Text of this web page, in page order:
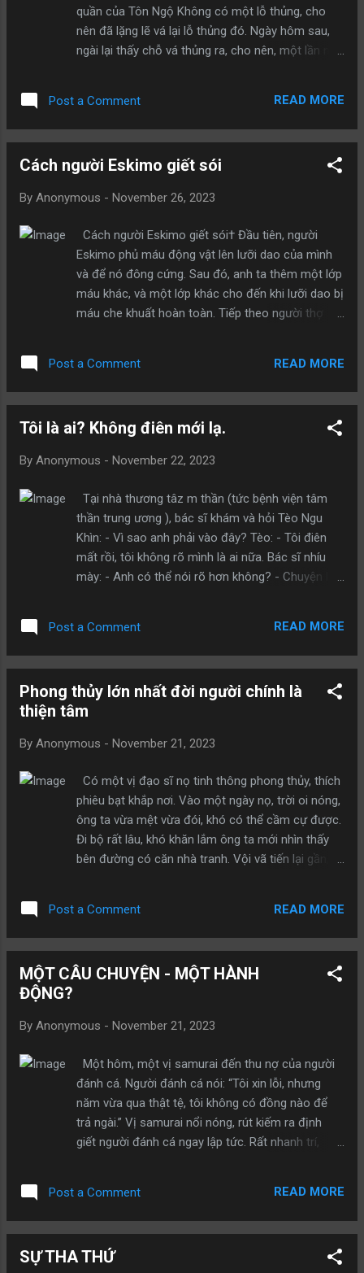
trứng gà kia. "Tại sao chúng ta cứ tỏ ra quyền lực
với những người nghèo khó? Và tại sao chúng ta
luôn hào phóng với những người thậm chí không
đọc được ở đâu đó một câu chuyện...
quần của Tôn Ngộ Không có một lỗ thủng, cho
nên đã lặng lẽ vá lại lỗ thủng đó. Ngày hôm sau,
ngài lại thấy chỗ vá thủng ra, cho nên, một lần nữa
nhưng Tôn Ngộ Không lại nóng giận, không chịu
nổi bèn nói rằng: “Sư phụ, người đừng quản mấy
đem lỗ thủng trên quần con vá lại như thế, người
trộm bóng” cũng có một câu thế này: “Bạn không
thể can thiệp vào cuộc sống của người khác, cho
dù là vì muốn tốt cho đối phương”. Đúng vậy, việc
can thiệp một cách mù quáng đến những chuyện
không liên quan đến mình, nhiều khi sẽ khiến bạn
rơi vào tình huống “có ý tốt mà không được đền
đáp” Cho nên, người đến độ tuổi trưởng thành,
khác, không quản chuyện không liên quan đến ...
Post a Comment READ MORE
Cách người Eskimo giết sói
By Anonymous - November 26, 2023
Cách người Eskimo giết sói† Đầu tiên, người
Eskimo phủ máu động vật lên lưỡi dao của mình
và để nó đông cứng. Sau đó, anh ta thêm một lớp
máu khác, và một lớp khác cho đến khi lưỡi dao bị
máu che khuất hoàn toàn. Tiếp theo người thợ
mồi, nó liếm nó, nếm thử vị máu tươi đông lạnh.
Sau đó, nó bắt đầu liếm nhanh hơn và mạnh hơn
thèm máu, con sói không nhận ra rằng cơn khát
áp của chính mình cho đến khi bình minh phát
Post a Comment READ MORE
Tôi là ai? Không điên mới lạ.
By Anonymous - November 22, 2023
Tại nhà thương tâz m thần (tức bệnh viện tâm
thần trung ương ), bác sĩ khám và hỏi Tèo Ngu
Khìn: - Vì sao anh phải vào đây? Tèo: - Tôi điên
mất rồi, tôi không rõ mình là ai nữa. Bác sĩ nhíu
mày: - Anh có thể nói rõ hơn không? - Chuyện là
trưởng thành. Mới đây bố tôi đã cưới cô ấy làm
vợ. - Cũng không có gì vi phạm đạo đức vì dẫu
lấy nhau không phạm loạn luân. - Nhưng như thế
là vợ tôi lại thành mẹ vợ của bố tôi. - Chuyện cũng
bố tôi! - Thì bắt buộc vậy, đó là ngôi thứ xã hội
anh gọi bằng bố (ruột), còn khi nào anh sang
thăm con riêng của vợ thì bố anh gọi anh bằng bố
(vợ) vậy. - Nhưng mới đây con gái của vợ tôi sinh
một đứa con trai. Thằng cu con này tôi phải xem
là em cùng cha khác mẹ với tôi. - Ừ...đúng rồi!
Post a Comment READ MORE
Phong thủy lớn nhất đời người chính là
thiện tâm
By Anonymous - November 21, 2023
Có một vị đạo sĩ nọ tinh thông phong thủy, thích
phiêu bạt khắp nơi. Vào một ngày nọ, trời oi nóng,
ông ta vừa mệt vừa đói, khó có thể cầm cự được.
Đi bộ rất lâu, khó khăn lắm ông ta mới nhìn thấy
bên đường có căn nhà tranh. Vội vã tiến lại gần, vị
thể cho tôi một chút nước uống được không? “
Người phụ nữ nhìn vị đạo sĩ người đầy bụi bặm,
rồi đi vào trong một lúc lâu mới bưng ra một bát
khi bưng lên thì thấy nước nóng và có một ít cám
trên mặt nên lấy làm khó chịu, thầm nghĩ: ” Mình
chẳng qua chỉ xin một bát nước uống, tại sao cô
ta lại đối xử với mình như vậy? Người phụ nữ này
thật đáng ghét." Nhưng vì quá khát, ông chỉ có thể
nén tức giận, vừa thổi cám gạo trôi đi, vừa làm
cho nước nguội dần rồi uống từng chút một. Uống
Post a Comment READ MORE
MỘT CÂU CHUYỆN - MỘT HÀNH
ĐỘNG?
By Anonymous - November 21, 2023
Một hôm, một vị samurai đến thu nợ của người
đánh cá. Người đánh cá nói: “Tôi xin lỗi, nhưng
năm vừa qua thật tệ, tôi không có đồng nào để
trả ngài.” Vị samurai nổi nóng, rút kiếm ra định
giết người đánh cá ngay lập tức. Rất nhanh trí,
giận.” Vị samurai nhìn người đánh cá một lúc, sau
đó từ từ hạ kiếm xuống. “Sư phụ của ngươi rất
khi ta không kiểm soát được nỗi giận dữ của
Post a Comment READ MORE
SỰ THA THỨ